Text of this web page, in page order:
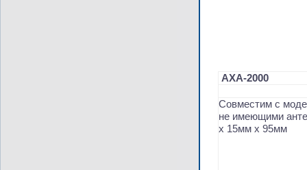
AXA-2000
Совместим с модемами: Е150. Е171, Е173, Е352 и др.
не имеющими
х 15мм х 95мм